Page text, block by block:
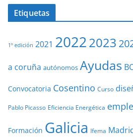
Etiquetas
1º edición 2021 20222023
a coruña autónomos Ayudas
Convocatoria Cosentino Curso
Pablo Picasso Eficiencia Energética
Formación Galicia Ifema